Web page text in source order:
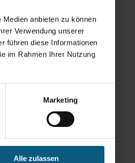
anbieten zu können
Verwendung unserer
führen diese Informationen
im Rahmen Ihrer Nutzung
Marketing
Alle zulassen